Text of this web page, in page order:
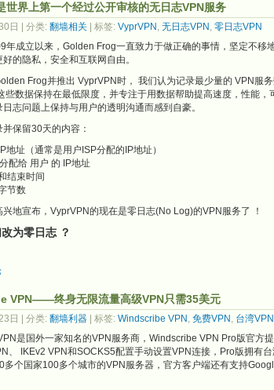
世界上第一个经过公开审核的无日志VPN服务
日 | 分类: 翻墙相关 | 标签: VyprVPN , 无日志VPN , 零日志VPN
年成立以来，Golden Frog一直致力于做正确的事情，坚定不移
的隐私，安全和互联网自由。
Frog并推出 VyprVPN时， 我们认为记录最少量的 VPN服
些数据保持在最低限度，并专注于用数据帮助提高速度，性能
志问题上保持与用户的透明沟通而感到自豪。
保留30天的内容：
地址（通常是用户ISP分配的IP地址）
配给 用户 的 IP地址
结束时间
节数
地宣布，VyprVPN的现在是零日志(No Log)的VPN服务了 ！
为零日志 ？
VPN——终身无限流量高级VPN只需35美元
日 | 分类: 翻墙利器 | 标签: Windscribe VPN , 免费VPN , 台湾VPN
是国外一家知名的VPN服务商，Windscribe VPN Pro版官方
、 IKEv2 VPN和SOCKS5配置手动设置VPN连接，Pro版拥有
多个国家100多个城市的VPN服务器，官方客户端还有支持